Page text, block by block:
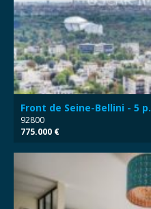
Front de Seine-Bellini - 5 p.
92800
775.000 €